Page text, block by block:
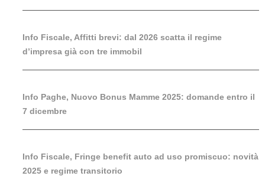
Info Fiscale, Affitti brevi: dal 2026 scatta il regime
d’impresa già con tre immobil
Info Paghe, Nuovo Bonus Mamme 2025: domande entro il
7 dicembre
Info Fiscale, Fringe benefit auto ad uso promiscuo: novità
2025 e regime transitorio